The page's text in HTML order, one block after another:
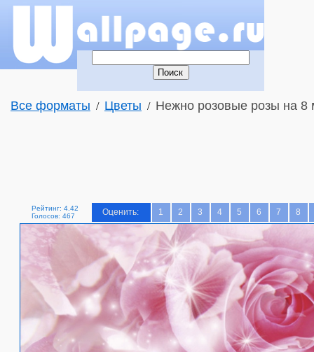
Все форматы / Цветы / Нежно розовые розы на 8
Рейтинг: 4.42
Голосов: 467
Оценить: 1 2 3 4 5 6 7 8